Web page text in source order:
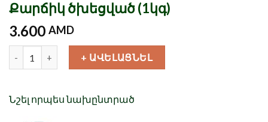
Քարճիկ ծխեցված (1կգ)
3.600 AMD
+ ԱՎԵԼԱՑՆԵԼ
Նշել որպես նախընտրած